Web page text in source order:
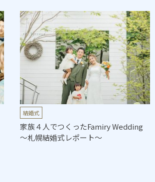
結婚式
家族４人でつくったFamiry Wedding
～札幌結婚式レポート～